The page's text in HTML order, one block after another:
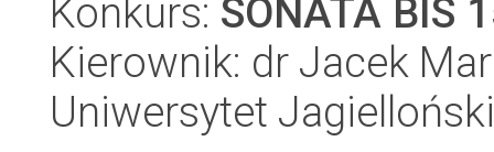
Konkurs: SONATA BIS
Kierownik: dr Jacek
Uniwersytet Jagielloński